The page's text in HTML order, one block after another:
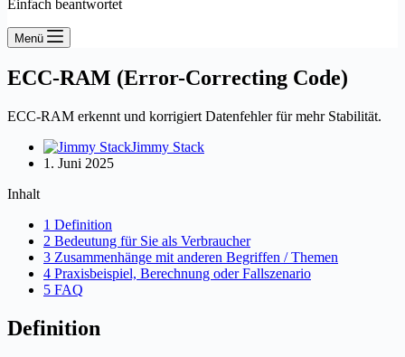
Einfach beantwortet
Menü
ECC-RAM (Error-Correcting Code)
ECC-RAM erkennt und korrigiert Datenfehler für mehr Stabilität.
Jimmy Stack
1. Juni 2025
Inhalt
1 Definition
2 Bedeutung für Sie als Verbraucher
3 Zusammenhänge mit anderen Begriffen / Themen
4 Praxisbeispiel, Berechnung oder Fallszenario
5 FAQ
Definition